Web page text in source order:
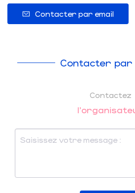
Contacter par email
Contacter par
Contactez